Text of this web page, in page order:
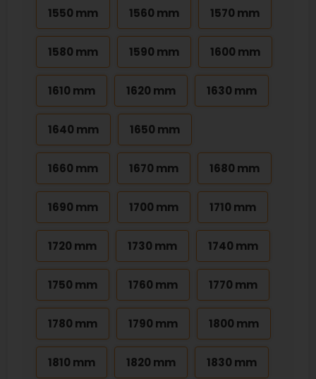
1550 mm 1560 mm 1570 mm
1580 mm 1590 mm 1600 mm
1610 mm 1620 mm 1630 mm
1640 mm 1650 mm
1660 mm 1670 mm 1680 mm
1690 mm 1700 mm 1710 mm
1720 mm 1730 mm 1740 mm
1750 mm 1760 mm 1770 mm
1780 mm 1790 mm 1800 mm
1810 mm 1820 mm 1830 mm